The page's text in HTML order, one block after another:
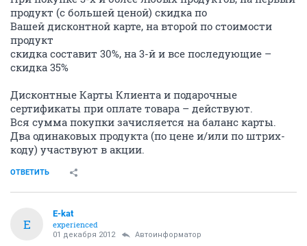
продукт (с большей ценой) скидка по
Вашей дисконтной карте, на второй по стоимости
продукт
скидка составит 30%, на 3-й и все последующие –
скидка 35%
Дисконтные Карты Клиента и подарочные
сертификаты при оплате товара – действуют.
Вся сумма покупки зачисляется на баланс карты.
Два одинаковых продукта (по цене и/или по штрих-
коду) участвуют в акции.
ОТВЕТИТЬ
E
E-kat
experienced
01 декабря 2012 Автоинформатор